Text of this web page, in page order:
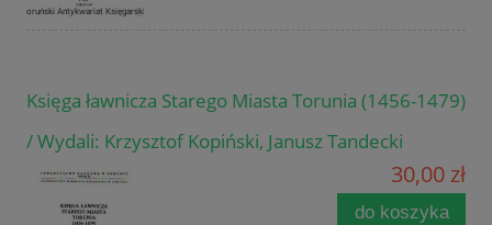
Księga ławnicza Starego Miasta Torunia (1456-1479)
/ Wydali: Krzysztof Kopiński, Janusz Tandecki
30,00 zł
do koszyka